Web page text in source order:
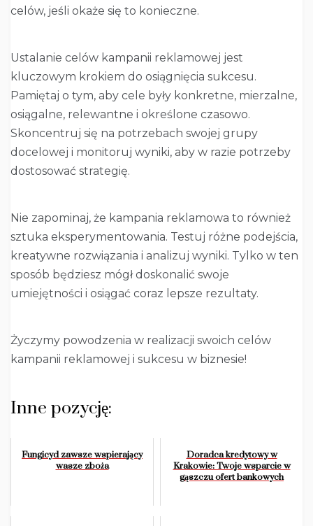
celów, jeśli okaże się to konieczne.
Ustalanie celów kampanii reklamowej jest
kluczowym krokiem do osiągnięcia sukcesu.
Pamiętaj o tym, aby cele były konkretne, mierzalne,
osiągalne, relewantne i określone czasowo.
Skoncentruj się na potrzebach swojej grupy
docelowej i monitoruj wyniki, aby w razie potrzeby
dostosować strategię.
Nie zapominaj, że kampania reklamowa to również
sztuka eksperymentowania. Testuj różne podejścia,
kreatywne rozwiązania i analizuj wyniki. Tylko w ten
sposób będziesz mógł doskonalić swoje
umiejętności i osiągać coraz lepsze rezultaty.
Życzymy powodzenia w realizacji swoich celów
kampanii reklamowej i sukcesu w biznesie!
Inne pozycję:
Fungicyd zawsze wspierający
wasze zboża
Doradca kredytowy w
Krakowie: Twoje wsparcie w
gąszczu ofert bankowych